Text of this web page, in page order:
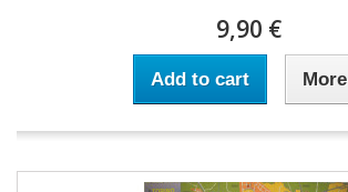
9,90 €
Add to cart More